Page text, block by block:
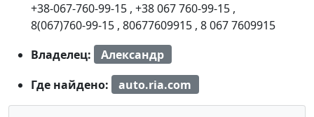
+38-067-760-99-15 , +38 067 760-99-15 ,
8(067)760-99-15 , 80677609915 , 8 067 7609915
Владелец:
Александр
Где найдено:
auto.ria.com